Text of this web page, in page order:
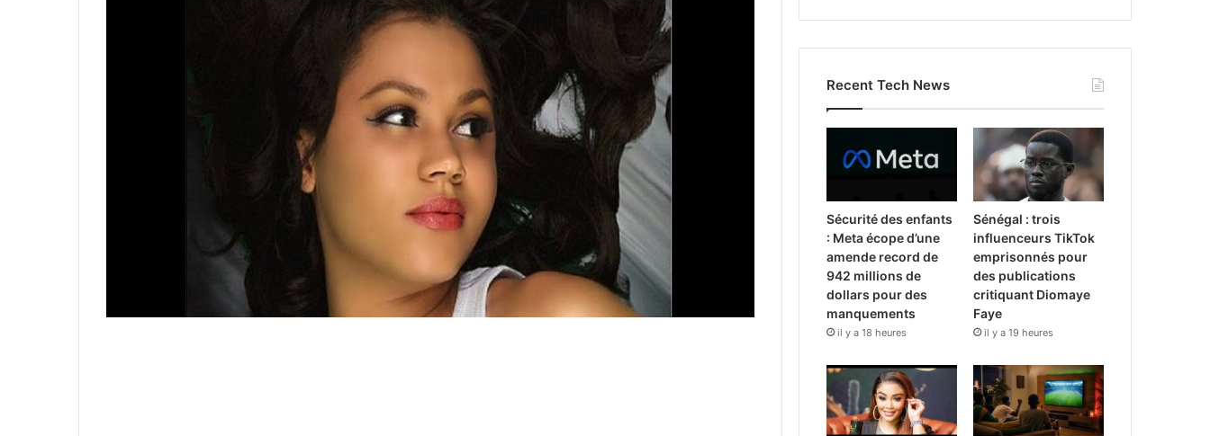
Recent Tech News
Sécurité des enfants
: Meta écope d’une
amende record de
942 millions de
dollars pour des
manquements
il y a 18 heures
Sénégal : trois
influenceurs TikTok
emprisonnés pour
des publications
critiquant Diomaye
Faye
il y a 19 heures